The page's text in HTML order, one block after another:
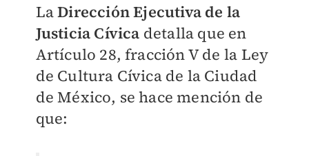
LaDirección Ejecutiva de la
Justicia Cívica detalla que en
Artículo 28, fracción V de la Ley
de Cultura Cívica de la Ciudad
de México, se hace mención de
que: